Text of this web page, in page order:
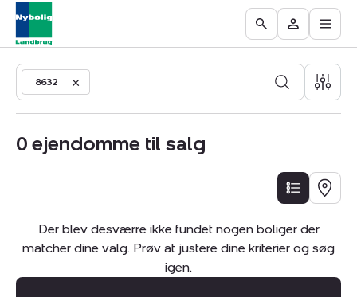
Ejendomme
til
salg
Find
mægler
Få
vurderet
din
ejendom
Go
to
Search
Besøg
Mit
område
Åbn
8632
0 ejendomme til salg
LISTE KORT
Der blev desværre ikke fundet nogen boliger der
matcher dine valg. Prøv at justere dine kriterier og søg
igen.